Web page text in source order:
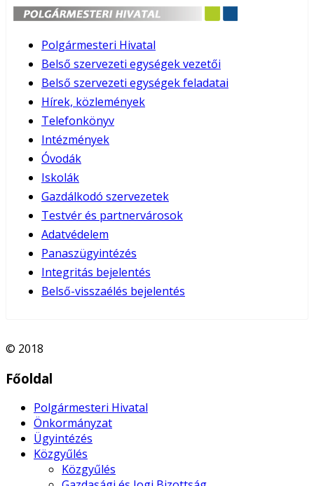
Polgármesteri Hivatal
Belső szervezeti egységek vezetői
Belső szervezeti egységek feladatai
Hírek, közlemények
Telefonkönyv
Intézmények
Óvodák
Iskolák
Gazdálkodó szervezetek
Testvér és partnervárosok
Adatvédelem
Panaszügyintézés
Integritás bejelentés
Belső-visszaélés bejelentés
© 2018
Főoldal
Polgármesteri Hivatal
Önkormányzat
Ügyintézés
Közgyűlés
Közgyűlés